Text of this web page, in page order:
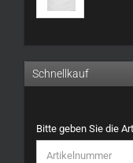
Schnellkauf
BITTE
GEBEN
SIE
Bitte geben Sie die